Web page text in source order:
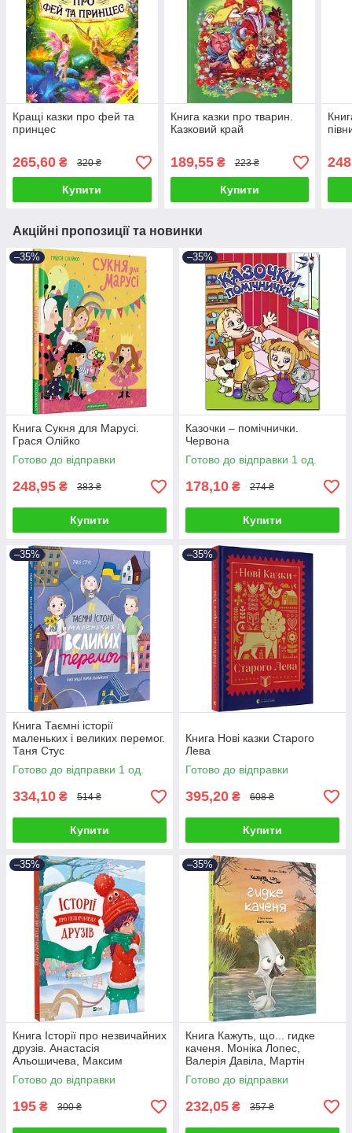
Кращі казки про фей та
принцес
265,60 ₴ 320 ₴
Купити
Книга казки про тварин.
Казковий край
189,55₴ 223 ₴
Купити
Акційні пропозиції та новинки
–35%
Книга Сукня для Марусі.
Грася Олійко
Готово до відправки
248,95 ₴ 383 ₴
Купити
–35%
Казочки – помічнички.
Червона
Готово до відправки 1 од.
178,10 ₴ 274 ₴
Купити
–35%
Книга Таємні історії
маленьких і великих перемог.
Таня Стус
Готово до відправки 1 од.
334,10 ₴ 514 ₴
Купити
–35%
Книга Нові казки Старого
Лева
Готово до відправки
395,20 ₴ 608 ₴
Купити
–35%
Книга Історії про незвичайних
друзів. Анастасія
Альошичева, Максим
Долинний
Готово до відправки
195 ₴ 300 ₴
–35%
Книга Кажуть, що... гидке
каченя. Моніка Лопес,
Валерія Давіла, Мартін
Морон
Готово до відправки
232,05 ₴ 357 ₴